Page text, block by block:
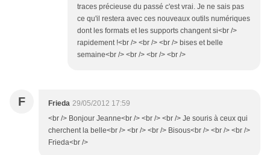
traces précieuse du passé c'est vrai. Je ne sais pas
ce qu'il restera avec ces nouveaux outils numériques
dont les formats et les supports changent si<br />
rapidement !<br /> <br /> <br /> bises et belle
semaine<br /> <br /> <br /> <br />
F Frieda 29/05/2012 17:59
<br /> Bonjour Jeanne<br /> <br /> <br /> Je souris à ceux qui
cherchent la belle<br /> <br /> <br /> Bisous<br /> <br /> <br />
Frieda<br />